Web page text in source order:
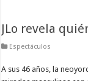
JLo revela
Espectáculos
A sus 46 años, la